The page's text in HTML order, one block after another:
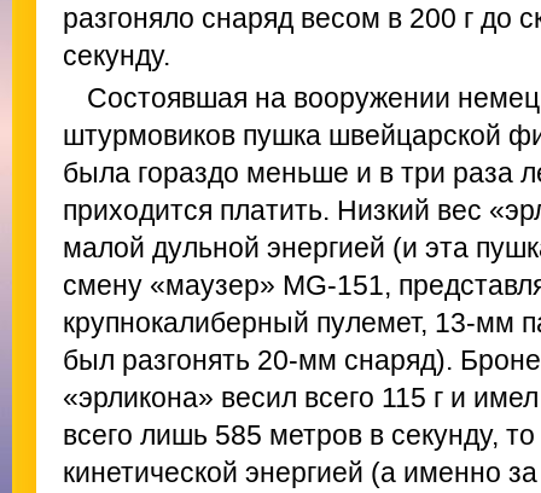
разгоняло снаряд весом в 200 г до
секунду.
Состоявшая на вооружении
штурмовиков пушка швейцарской
была гораздо меньше и в три раза
приходится платить. Низкий вес
малой дульной энергией (и эта
смену «маузер» MG-151,
крупнокалиберный пулемет, 13-мм
был разгонять 20-мм снаряд).
«эрликона» весил всего 115 г и
всего лишь 585 метров в секунду,
кинетической энергией (а именно